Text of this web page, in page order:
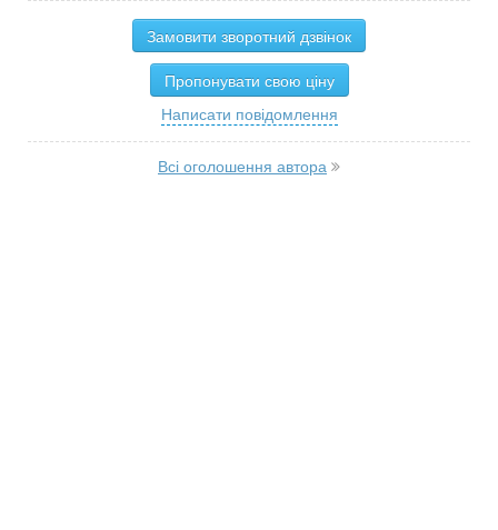
Замовити зворотний дзвінок
Пропонувати свою ціну
Написати повідомлення
Всі оголошення автора